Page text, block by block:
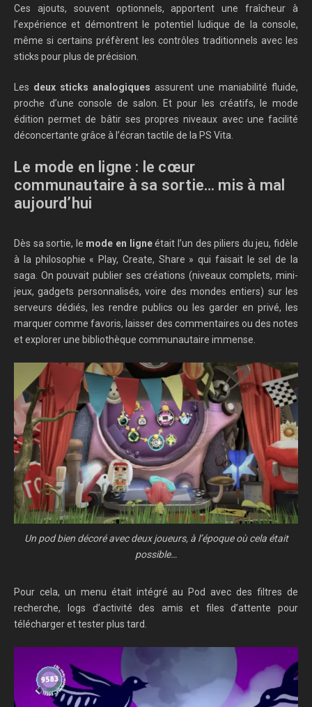
Ces ajouts, souvent optionnels, apportent une fraîcheur à
l’expérience et démontrent le potentiel ludique de la console,
même si certains préfèrent les contrôles traditionnels avec les
sticks pour plus de précision.
Les deux sticks analogiques assurent une maniabilité fluide,
proche d’une console de salon. Et pour les créatifs, le mode
édition permet de bâtir ses propres niveaux avec une facilité
déconcertante grâce à l’écran tactile de la PS Vita.
Le mode en ligne : le cœur
communautaire à sa sortie… mis à mal
aujourd’hui
Dès sa sortie, le mode en ligneétait l’un des piliers du jeu, fidèle
à la philosophie « Play, Create, Share » qui faisait le sel de la
saga. On pouvait publier ses créations (niveaux complets, mini-
jeux, gadgets personnalisés, voire des mondes entiers) sur les
serveurs dédiés, les rendre publics ou les garder en privé, les
marquer comme favoris, laisser des commentaires ou des notes
et explorer une bibliothèque communautaire immense.
Un pod bien décoré avec deux joueurs, à l’époque où cela était
possible…
Pour cela, un menu était intégré au Pod avec des filtres de
recherche, logs d’activité des amis et files d’attente pour
télécharger et tester plus tard.